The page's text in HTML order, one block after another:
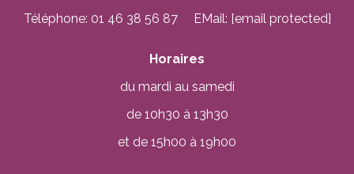
Téléphone: 01 46 38 56 87 EMail: [email protected]
Horaires
du mardi au samedi
de 10h30 à 13h30
et de 15h00 à 19h00